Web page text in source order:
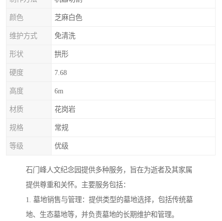
颜色 芝麻白色
维护方式 免清洗
形状 拱形
硬度 7.68
高度 6m
材质 花岗岩
规格 常规
等级 优级
石门峰人文纪念园提供多种服务，旨在为逝者及其家属
提供尊重和关怀。主要服务包括：
1. 墓地销售与管理：提供类型的墓地选择，包括传统墓
地、生态墓地等，并负责墓地的长期维护和管理。